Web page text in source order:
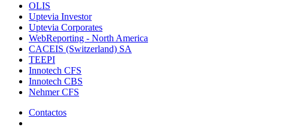
OLIS
Uptevia Investor
Uptevia Corporates
WebReporting - North America
CACEIS (Switzerland) SA
TEEPI
Innotech CFS
Innotech CBS
Nehmer CFS
Contactos